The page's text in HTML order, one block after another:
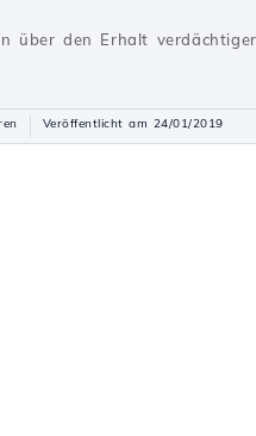
über den Erhalt
Veröffentlicht am 24/01/2019